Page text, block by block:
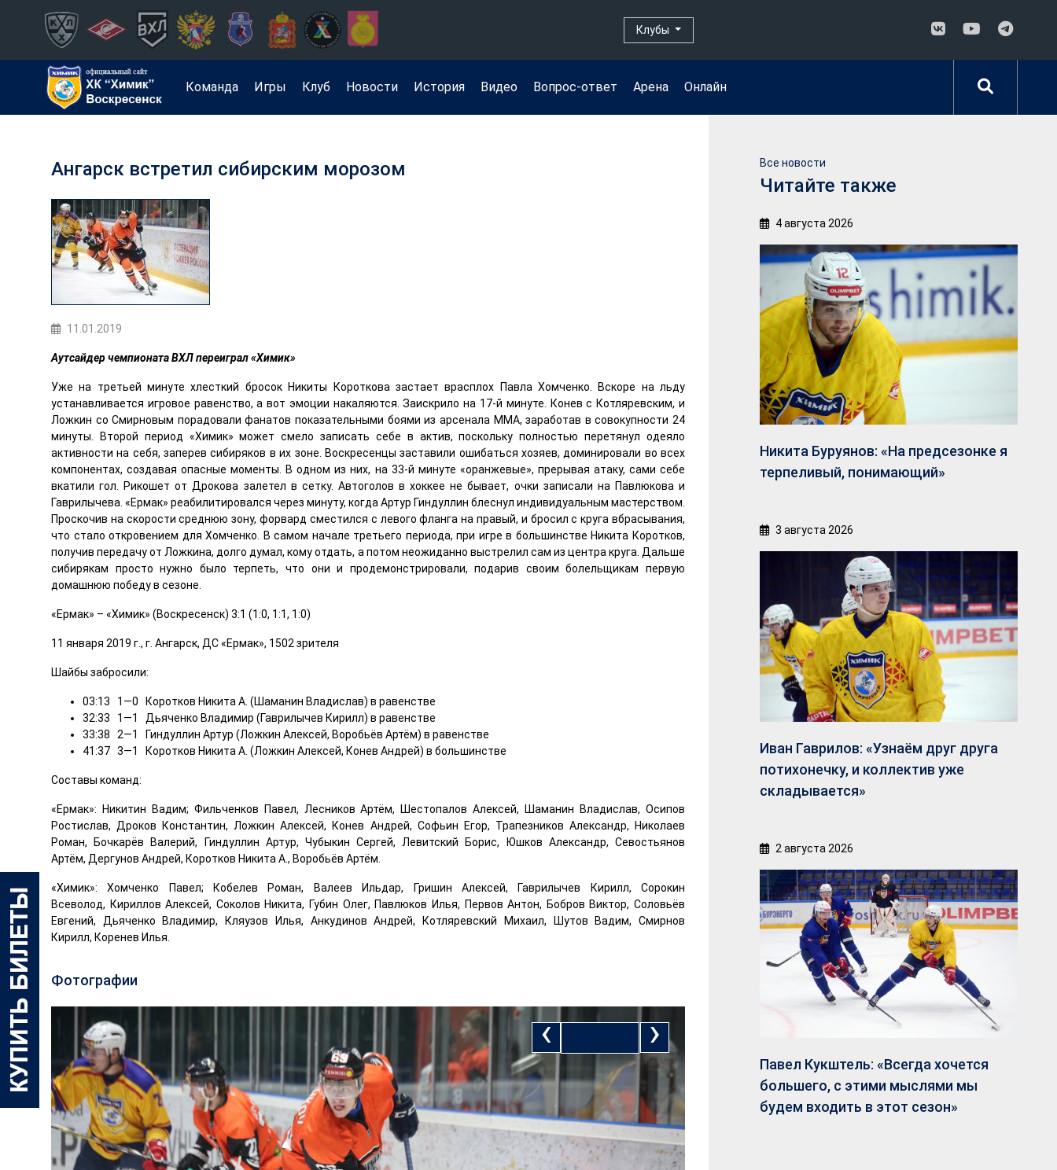
Клубы
Команда Игры Клуб Новости История Видео Вопрос-ответ Арена Онлайн
Ангарск встретил сибирским морозом
11.01.2019
Аутсайдер чемпионата ВХЛ переиграл «Химик»
Уже на третьей минуте хлесткий бросок Никиты Короткова застает врасплох Павла Хомченко. Вскоре на льду
устанавливается игровое равенство, а вот эмоции накаляются. Заискрило на 17-й минуте. Конев с Котляревским, и
Ложкин со Смирновым порадовали фанатов показательными боями из арсенала ММА, заработав в совокупности 24
минуты. Второй период «Химик» может смело записать себе в актив, поскольку полностью перетянул одеяло
активности на себя, заперев сибиряков в их зоне. Воскресенцы заставили ошибаться хозяев, доминировали во всех
компонентах, создавая опасные моменты. В одном из них, на 33-й минуте «оранжевые», прерывая атаку, сами себе
вкатили гол. Рикошет от Дрокова залетел в сетку. Автоголов в хоккее не бывает, очки записали на Павлюкова и
Гаврилычева. «Ермак» реабилитировался через минуту, когда Артур Гиндуллин блеснул индивидуальным мастерством.
Проскочив на скорости среднюю зону, форвард сместился с левого фланга на правый, и бросил с круга вбрасывания,
что стало откровением для Хомченко. В самом начале третьего периода, при игре в большинстве Никита Коротков,
получив передачу от Ложкина, долго думал, кому отдать, а потом неожиданно выстрелил сам из центра круга. Дальше
сибирякам просто нужно было терпеть, что они и продемонстрировали, подарив своим болельщикам первую
домашнюю победу в сезоне.
«Ермак» – «Химик» (Воскресенск) 3:1 (1:0, 1:1, 1:0)
11 января 2019 г., г. Ангарск, ДС «Ермак», 1502 зрителя
Шайбы забросили:
03:13 1—0 Коротков Никита А. (Шаманин Владислав) в равенстве
32:33 1—1 Дьяченко Владимир (Гаврилычев Кирилл) в равенстве
33:38 2—1 Гиндуллин Артур (Ложкин Алексей, Воробьёв Артём) в равенстве
41:37 3—1 Коротков Никита А. (Ложкин Алексей, Конев Андрей) в большинстве
Составы команд:
«Ермак»: Никитин Вадим; Фильченков Павел, Лесников Артём, Шестопалов Алексей, Шаманин Владислав, Осипов
Ростислав, Дроков Константин, Ложкин Алексей, Конев Андрей, Софьин Егор, Трапезников Александр, Николаев
Роман, Бочкарёв Валерий, Гиндуллин Артур, Чубыкин Сергей, Левитский Борис, Юшков Александр, Севостьянов
Артём, Дергунов Андрей, Коротков Никита А., Воробьёв Артём.
«Химик»: Хомченко Павел; Кобелев Роман, Валеев Ильдар, Гришин Алексей, Гаврилычев Кирилл, Сорокин
Всеволод, Кириллов Алексей, Соколов Никита, Губин Олег, Павлюков Илья, Первов Антон, Бобров Виктор, Соловьёв
Евгений, Дьяченко Владимир, Кляузов Илья, Анкудинов Андрей, Котляревский Михаил, Шутов Вадим, Смирнов
Кирилл, Коренев Илья.
Фотографии
‹ ›
Все новости
Читайте также
4 августа 2026
Никита Буруянов: «На предсезонке я
терпеливый, понимающий»
3 августа 2026
Иван Гаврилов: «Узнаём друг друга
потихонечку, и коллектив уже
складывается»
2 августа 2026
Павел Кукштель: «Всегда хочется
большего, с этими мыслями мы
будем входить в этот сезон»